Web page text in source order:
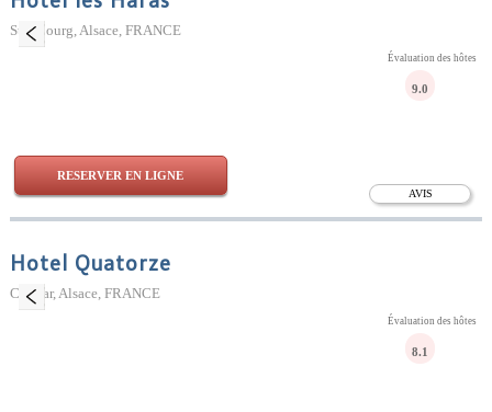
Strasbourg, Alsace, FRANCE
AVIS
Évaluation des hôtes
9.0
RESERVER EN LIGNE
Hotel Quatorze
Colmar, Alsace, FRANCE
Évaluation des hôtes
8.1